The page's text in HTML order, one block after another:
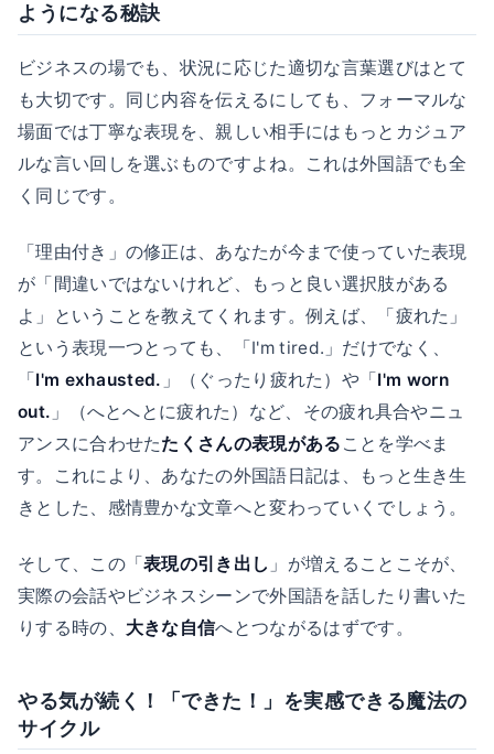
ようになる秘訣
ビジネスの場でも、状況に応じた適切な言葉選びはとて
も大切です。同じ内容を伝えるにしても、フォーマルな
場面では丁寧な表現を、親しい相手にはもっとカジュア
ルな言い回しを選ぶものですよね。これは外国語でも全
く同じです。
「理由付き」の修正は、あなたが今まで使っていた表現
が「間違いではないけれど、もっと良い選択肢がある
よ」ということを教えてくれます。例えば、「疲れた」
という表現一つとっても、「I'm tired.」だけでなく、
「I'm exhausted. 」（ぐったり疲れた）や「I'm worn
out. 」（へとへとに疲れた）など、その疲れ具合やニュ
アンスに合わせたたくさんの表現がある ことを学べま
す。これにより、あなたの外国語日記は、もっと生き生
きとした、感情豊かな文章へと変わっていくでしょう。
そして、この「表現の引き出し 」が増えることこそが、
実際の会話やビジネスシーンで外国語を話したり書いた
りする時の、 大きな自信へとつながるはずです。
やる気が続く！「できた！」を実感できる魔法の
サイクル